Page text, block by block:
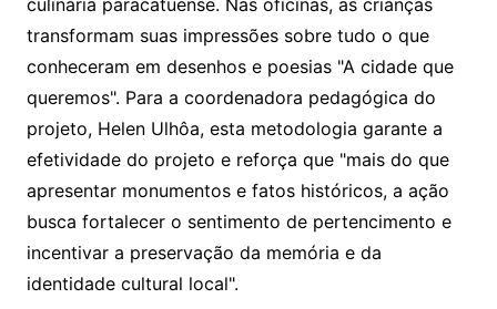
transformam suas impressões sobre tudo o que
conheceram em desenhos e poesias "A cidade que
queremos". Para a coordenadora pedagógica do
projeto, Helen Ulhôa, esta metodologia garante a
efetividade do projeto e reforça que "mais do que
apresentar monumentos e fatos históricos, a ação
busca fortalecer o sentimento de pertencimento e
incentivar a preservação da memória e da
identidade cultural local".